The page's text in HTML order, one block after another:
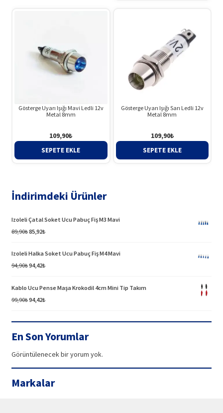
Gösterge Uyarı Işığı Mavi Ledli 12v
Metal 8mm
109,90₺
SEPETE EKLE
Gösterge Uyarı Işığı Sarı Ledli 12v
Metal 8mm
109,90₺
SEPETE EKLE
İndirimdeki Ürünler
Izoleli Çatal Soket Ucu Pabuç Fiş M3 Mavi
89,90₺Orijinal
85,92₺Şu
Izoleli Halka Soket Ucu Pabuç Fiş M4 Mavi
94,90₺Orijinal
94,42₺Şu
Kablo Ucu Pense Maşa Krokodil 4cm Mini Tip Takım
99,90₺Orijinal
94,42₺Şu
En Son Yorumlar
Görüntülenecek bir yorum yok.
Markalar